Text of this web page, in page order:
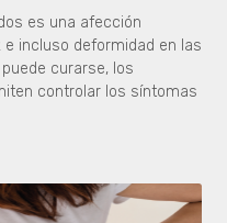
es una afección
incluso deformidad en las
curarse, los
controlar los síntomas